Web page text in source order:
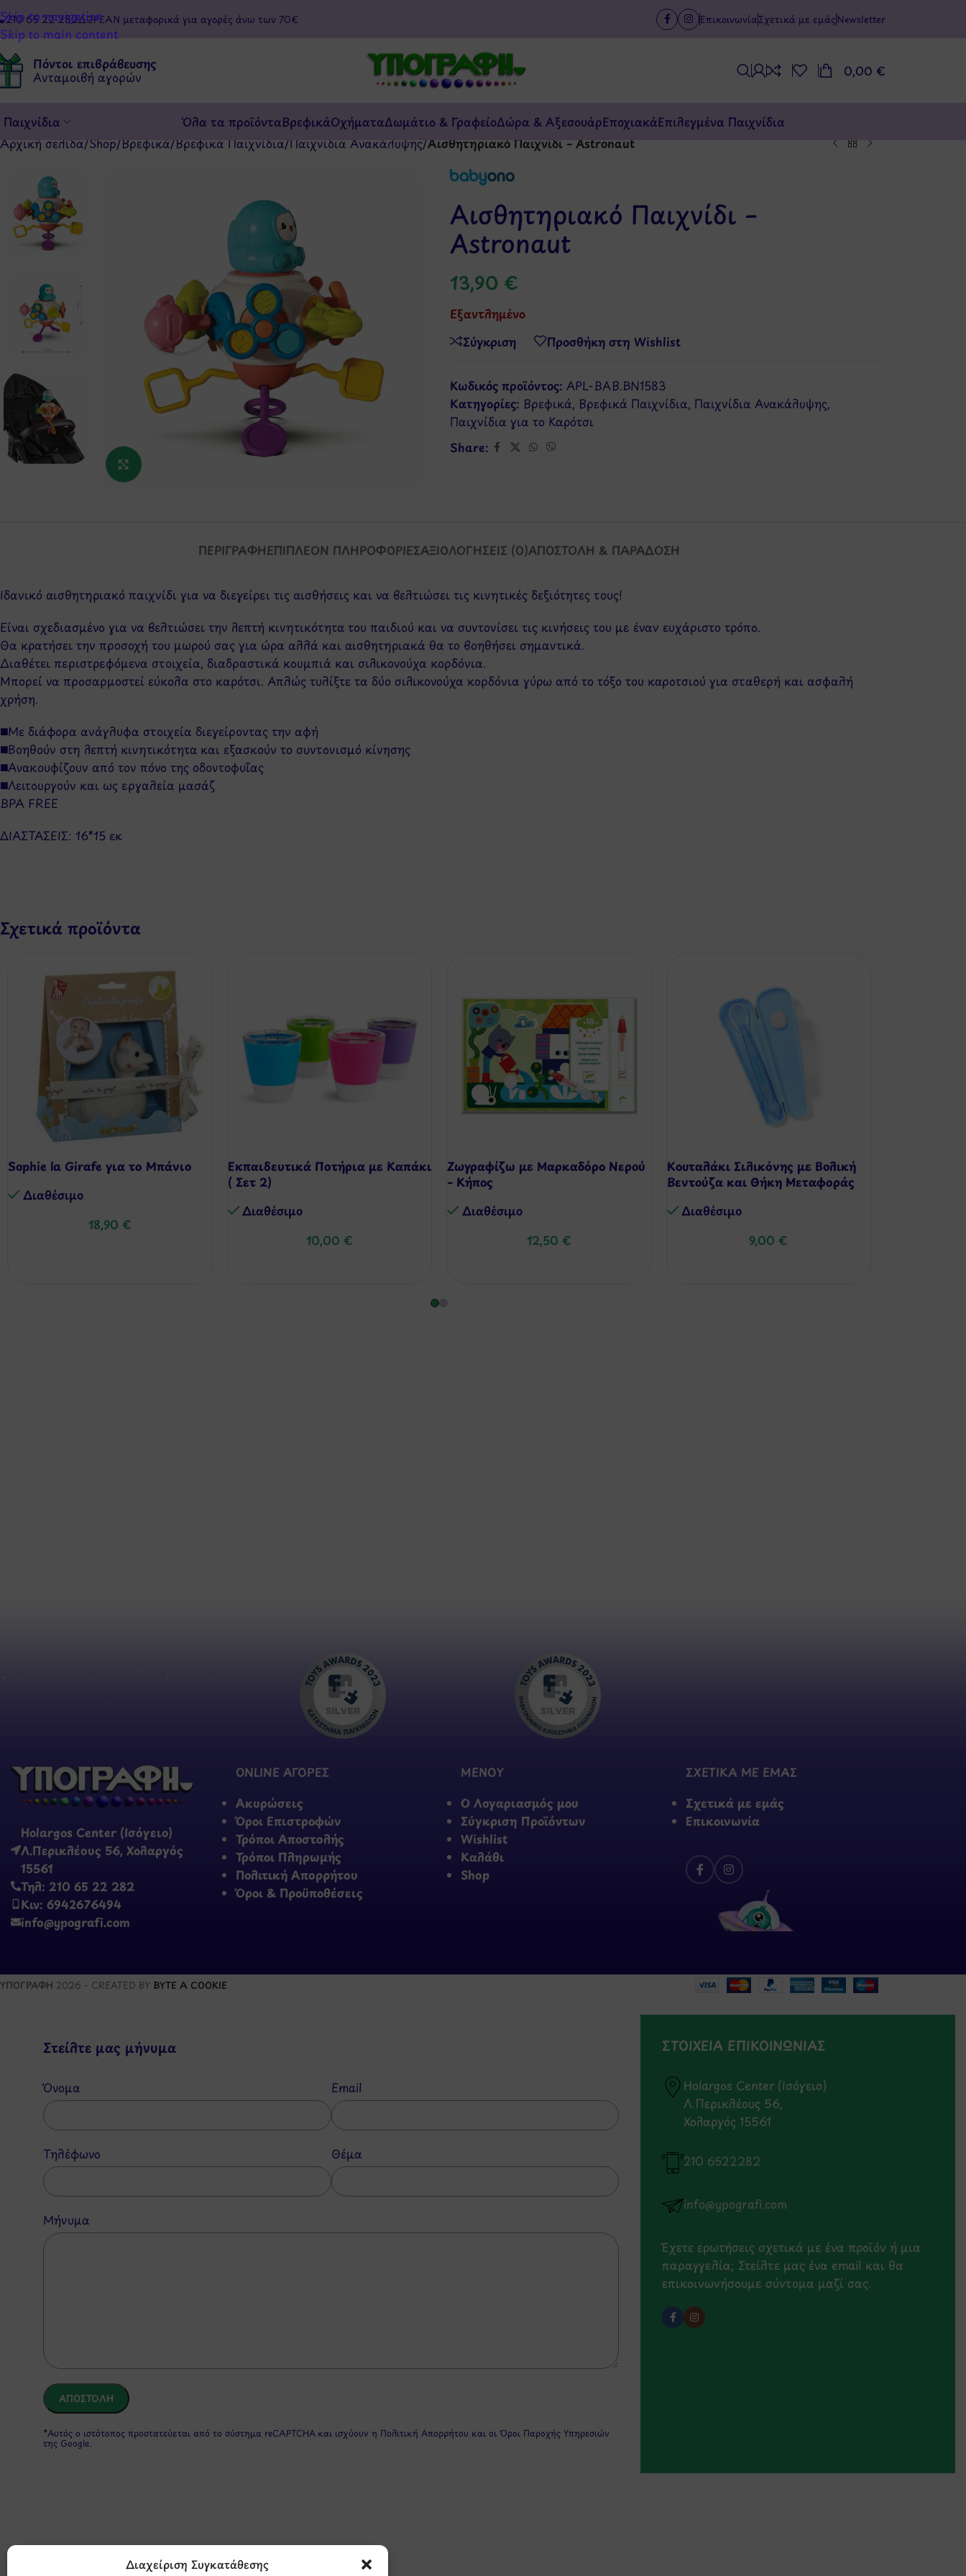
Διαχείριση Συγκατάθεσης
Skip to navigation
Skip to main content
210 65 22 282ΔΩΡΕΑΝ μεταφορικά για αγορές άνω των 70€ Επικοινωνία Σχετικά με εμάςNewsletter
Πόντοι επιβράβευσης
Ανταμοιβή αγορών 0,00 €
Παιχνίδια Όλα τα προϊόνταΒρεφικάΟχήματαΔωμάτιο & ΓραφείοΔώρα & ΑξεσουάρΕποχιακάΕπιλεγμένα Παιχνίδια
Αρχική σελίδα/Shop/Βρεφικά/Βρεφικά Παιχνίδια/Παιχνίδια Ανακάλυψης/Αισθητηριακό Παιχνίδι – Astronaut
Αισθητηριακό Παιχνίδι –
Astronaut
13,90 €
Εξαντλημένο
Σύγκριση
Προσθήκη στη Wishlist
Κωδικός προϊόντος: APL-BAB.BN1583
Κατηγορίες: Βρεφικά, Βρεφικά Παιχνίδια, Παιχνίδια Ανακάλυψης,
Παιχνίδια για το Καρότσι
Share:
ΠΕΡΙΓΡΑΦΉΕΠΙΠΛΈΟΝ ΠΛΗΡΟΦΟΡΊΕΣΑΞΙΟΛΟΓΉΣΕΙΣ (0)ΑΠΟΣΤΟΛΉ & ΠΑΡΆΔΟΣΗ
Ιδανικό αισθητηριακό παιχνίδι για να διεγείρει τις αισθήσεις και να βελτιώσει τις κινητικές δεξιότητες τους!
Είναι σχεδιασμένο για να βελτιώσει την λεπτή κινητικότητα του παιδιού και να συντονίσει τις κινήσεις του με έναν ευχάριστο τρόπο.
Θα κρατήσει την προσοχή του μωρού σας για ώρα αλλά και αισθητηριακά θα το βοηθήσει σημαντικά.
Διαθέτει περιστρεφόμενα στοιχεία, διαδραστικά κουμπιά και σιλικονούχα κορδόνια.
Μπορεί να προσαρμοστεί εύκολα στο καρότσι. Απλώς τυλίξτε τα δύο σιλικονούχα κορδόνια γύρω από το τόξο του καροτσιού για σταθερή και ασφαλή
χρήση.
◼️Με διάφορα ανάγλυφα στοιχεία διεγείροντας την αφή
◼️Βοηθούν στη λεπτή κινητικότητα και εξασκούν το συντονισμό κίνησης
◼️Ανακουφίζουν από τον πόνο της οδοντοφυΐας
◼️Λειτουργούν και ως εργαλεία μασάζ
BPA FREE
ΔΙΑΣΤΑΣΕΙΣ: 16*15 εκ
Σχετικά προϊόντα
Sophie la Girafe για το Μπάνιο
Διαθέσιμo
18,90 €
Εκπαιδευτικά Ποτήρια με Καπάκι
( Σετ 2)
Διαθέσιμo
10,00 €
Ζωγραφίζω με Μαρκαδόρο Νερού
– Κήπος
Διαθέσιμo
12,50 €
Κουταλάκι Σιλικόνης με Βολική
Βεντούζα και Θήκη Μεταφοράς
Διαθέσιμo
9,00€
Holargos Center (Ισόγειο)
Λ.Περικλέους 56, Χολαργός
15561
Τηλ: 210 65 22 282
Κιν: 6942676494
info@ypografi.com
ONLINE ΑΓΟΡΕΣ
Ακυρώσεις
Όροι Επιστροφών
Τρόποι Αποστολής
Τρόποι Πληρωμής
Πολιτική Απορρήτου
Όροι & Προϋποθέσεις
ΜΕΝΟΥ
Ο Λογαριασμός μου
Σύγκριση Προϊόντων
Wishlist
Καλάθι
Shop
ΣΧΕΤΙΚΑ ΜΕ ΕΜΑΣ
Σχετικά με εμάς
Επικοινωνία
ΥΠΟΓΡΑΦΗ 2026 - CREATED BY BYTE A COOKIE
Στείλτε μας μήνυμα
Όνομα Email
Τηλέφωνο Θέμα
Μήνυμα
*Αυτός ο ιστότοπος προστατεύεται από το σύστημα reCAPTCHA και ισχύουν η Πολιτική Απορρήτου και οιΌροι Παροχής Υπηρεσιών
της Google.
ΣΤΟΙΧΕΙΑ ΕΠΙΚΟΙΝΩΝΙΑΣ
Holargos Center (Ισόγειο)
Λ.Περικλέους 56,
Χολαργός 15561
210 6522282
info@ypografi.com
Έχετε ερωτήσεις σχετικά με ένα προϊόν ή μια
παραγγελία; Στείλτε μας ένα email και θα
επικοινωνήσουμε σύντομα μαζί σας.